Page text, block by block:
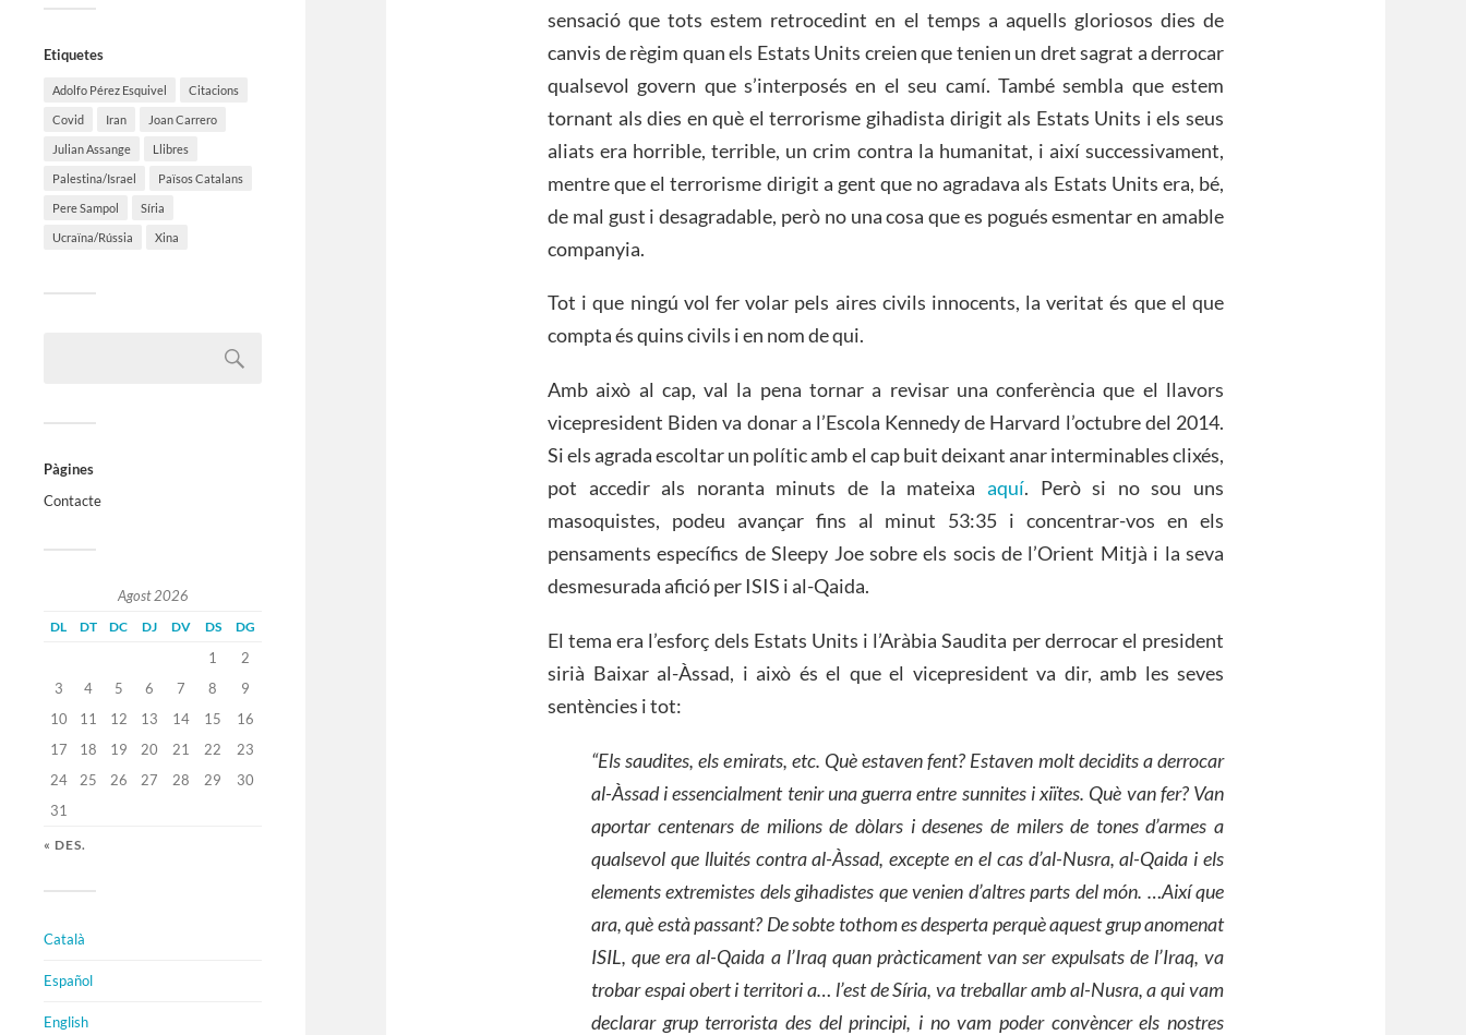
Etiquetes
Adolfo Pérez Esquivel Citacions
Covid Iran Joan Carrero
Julian Assange Llibres
Palestina/Israel Països Catalans
Pere Sampol Síria
Ucraïna/Rússia Xina
Pàgines
Contacte
Agost 2026
DL DT DC DJ DV DS DG
1
2
3
4 5 6 7 8
9
10
11 12 13 14 15
16
17
18 19 20 21 22
23
24
25 26 27 28 29
30
31
« DES.
Català
Español
English
sensació que tots estem retrocedint en el temps a aquells gloriosos dies de
canvis de règim quan els Estats Units creien que tenien un dret sagrat a derrocar
qualsevol govern que s’interposés en el seu camí. També sembla que estem
tornant als dies en què el terrorisme gihadista dirigit als Estats Units i els seus
aliats era horrible, terrible, un crim contra la humanitat, i així successivament,
mentre que el terrorisme dirigit a gent que no agradava als Estats Units era, bé,
de mal gust i desagradable, però no una cosa que es pogués esmentar en amable
companyia.
Tot i que ningú vol fer volar pels aires civils innocents, la veritat és que el que
compta és quins civils i en nom de qui.
Amb això al cap, val la pena tornar a revisar una conferència que el llavors
vicepresident Biden va donar a l’Escola Kennedy de Harvard l’octubre del 2014.
Si els agrada escoltar un polític amb el cap buit deixant anar interminables clixés,
pot accedir als noranta minuts de la mateixa aquí. Però si no sou uns
masoquistes, podeu avançar fins al minut 53:35 i concentrar-vos en els
pensaments específics de Sleepy Joe sobre els socis de l’Orient Mitjà i la seva
desmesurada afició per ISIS i al-Qaida.
El tema era l’esforç dels Estats Units i l’Aràbia Saudita per derrocar el president
sirià Baixar al-Àssad, i això és el que el vicepresident va dir, amb les seves
sentències i tot:
“Els saudites, els emirats, etc. Què estaven fent? Estaven molt decidits a derrocar
al-Àssad i essencialment tenir una guerra entre sunnites i xiïtes. Què van fer? Van
aportar centenars de milions de dòlars i desenes de milers de tones d’armes a
qualsevol que lluités contra al-Àssad, excepte en el cas d’al-Nusra, al-Qaida i els
elements extremistes dels gihadistes que venien d’altres parts del món. …Així que
ara, què està passant? De sobte tothom es desperta perquè aquest grup anomenat
ISIL, que era al-Qaida a l’Iraq quan pràcticament van ser expulsats de l’Iraq, va
trobar espai obert i territori a… l’est de Síria, va treballar amb al-Nusra, a qui vam
declarar grup terrorista des del principi, i no vam poder convèncer els nostres